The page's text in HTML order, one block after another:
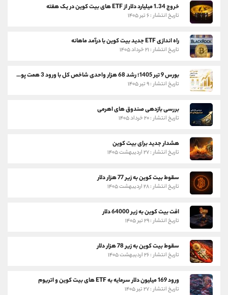
خروج 1.34 میلیارد دلار از ETF های بیت کوین در یک هفته
تاریخ انتشار : ۶ تیر ۱۴۰۵
راه اندازی ETF جدید بیت کوین با درآمد ماهانه
تاریخ انتشار : ۲۱ خرداد ۱۴۰۵
بورس 9 تیر 1405؛ رشد 68 هزار واحدی شاخص کل با ورود 3 همت پول حقیقی
تاریخ انتشار : ۹ تیر ۱۴۰۵
بررسی بازدهی صندوق های اهرمی
تاریخ انتشار : ۲۰ خرداد ۱۴۰۵
هشدار جدید برای بیت کوین
تاریخ انتشار : ۲۷ اردیبهشت ۱۴۰۵
سقوط بیت کوین به زیر 77 هزار دلار
تاریخ انتشار : ۲۸ اردیبهشت ۱۴۰۵
افت بیت کوین به زیر 64000 دلار
تاریخ انتشار : ۲۹ تیر ۱۴۰۵
سقوط بیت کوین به زیر 78 هزار دلار
تاریخ انتشار : ۲۶ اردیبهشت ۱۴۰۵
ورود 169 میلیون دلار سرمایه به ETF های بیت کوین و اتریوم
تاریخ انتشار : ۲۷ تیر ۱۴۰۵